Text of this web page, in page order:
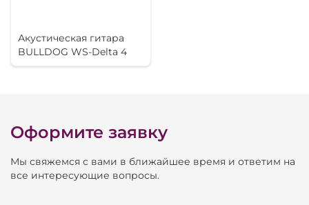
Акустическая гитара
BULLDOG WS-Delta 4
Оформите заявку
Мы свяжемся с вами в ближайшее время и ответим на
все интересующие вопросы.